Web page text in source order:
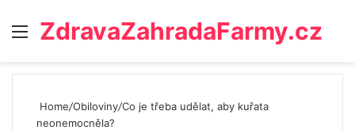
Menu
ZdravaZahradaFarmy.cz
Home/Obiloviny/Co je třeba udělat, aby kuřata
neonemocněla?